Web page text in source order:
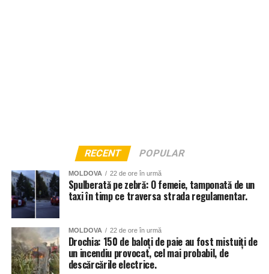
RECENT POPULAR
MOLDOVA 22 de ore în urmă
Spulberată pe zebră: O femeie, tamponată de un
taxi în timp ce traversa strada regulamentar.
MOLDOVA 22 de ore în urmă
Drochia: 150 de baloți de paie au fost mistuiți de
un incendiu provocat, cel mai probabil, de
descărcările electrice.